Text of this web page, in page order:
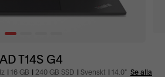
T14S G4
16 GB 240 GB SSD Svenskt 14.0" Se alla